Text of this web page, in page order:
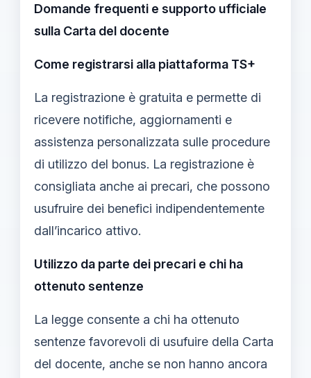
Domande frequenti e supporto ufficiale
sulla Carta del docente
Come registrarsi alla piattaforma TS+
La registrazione è gratuita e permette di
ricevere notifiche, aggiornamenti e
assistenza personalizzata sulle procedure
di utilizzo del bonus. La registrazione è
consigliata anche ai precari, che possono
usufruire dei benefici indipendentemente
dall’incarico attivo.
Utilizzo da parte dei precari e chi ha
ottenuto sentenze
La legge consente a chi ha ottenuto
sentenze favorevoli di usufuire della Carta
del docente, anche se non hanno ancora